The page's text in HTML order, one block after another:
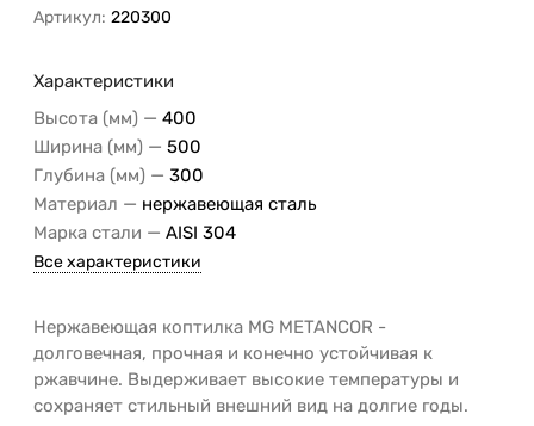
Артикул: 220300
Характеристики
Высота (мм) — 400
Ширина (мм) — 500
Глубина (мм) — 300
Материал — нержавеющая сталь
Марка стали — AISI 304
Все характеристики
Нержавеющая коптилка MG METANCOR -
долговечная, прочная и конечно устойчивая к
ржавчине. Выдерживает высокие температуры и
сохраняет стильный внешний вид на долгие годы.